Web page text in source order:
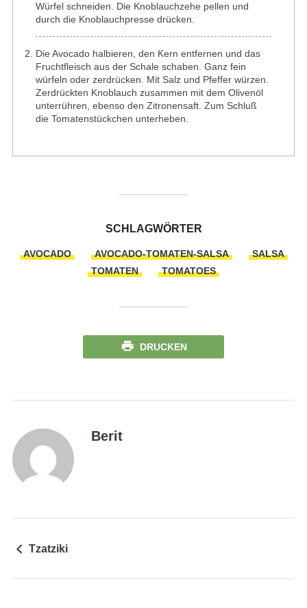
Würfel schneiden. Die Knoblauchzehe pellen und
durch die Knoblauchpresse drücken.
Die Avocado halbieren, den Kern entfernen und das
Fruchtfleisch aus der Schale schaben. Ganz fein
würfeln oder zerdrücken. Mit Salz und Pfeffer würzen.
Zerdrückten Knoblauch zusammen mit dem Olivenöl
unterrühren, ebenso den Zitronensaft. Zum Schluß
die Tomatenstückchen unterheben.
SCHLAGWÖRTER
AVOCADO AVOCADO-TOMATEN-SALSA
SALSA
TOMATEN
TOMATOES
DRUCKEN
Berit
Tzatziki